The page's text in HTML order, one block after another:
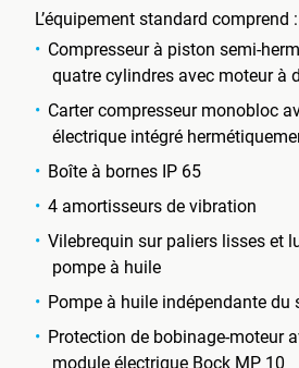
L’équipement standard comprend :
Compresseur à piston semi-
quatre cylindres avec moteur à
Carter compresseur monobloc
électrique intégré
Boîte à bornes IP 65
4 amortisseurs de vibration
Vilebrequin sur paliers lisses et
pompe à huile
Pompe à huile indépendante du
Protection de bobinage-moteur
module électrique Bock MP 10